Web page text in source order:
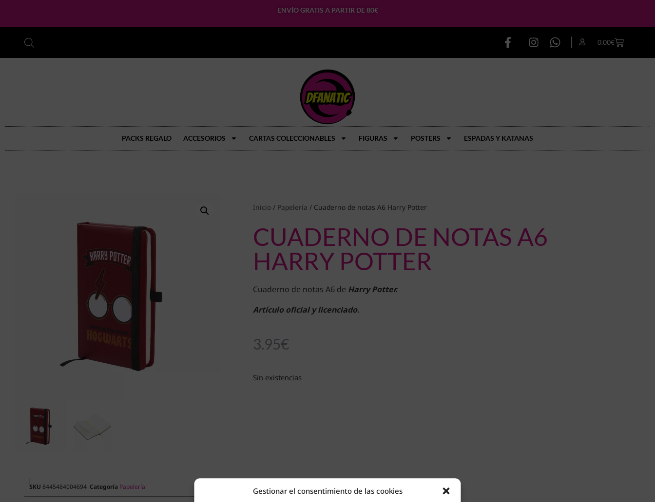
Gestionar el consentimiento de las cookies
ENVÍO GRATIS A PARTIR DE 80€
0.00€
PACKS REGALO ACCESORIOS CARTAS COLECCIONABLES FIGURAS POSTERS ESPADAS Y KATANAS
SKU 8445484004694 Categoría Papelería
Inicio/ Papelería / Cuaderno de notas A6 Harry Potter
CUADERNO DE NOTAS A6
HARRY POTTER
Cuaderno de notas A6 de Harry Potter.
Artículo oficial y licenciado.
3.95€
Sin existencias